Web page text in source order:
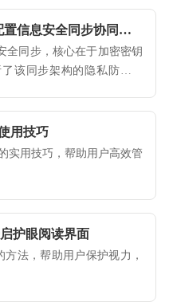
火狐浏览器手机版跨端设备配置信息安全同步协同机制
全同步，核心在于加密密钥
该同步架构的隐私防御逻
。
用技巧
实用技巧，帮助用户高效管
护眼阅读界面
法，帮助用户保护视力，